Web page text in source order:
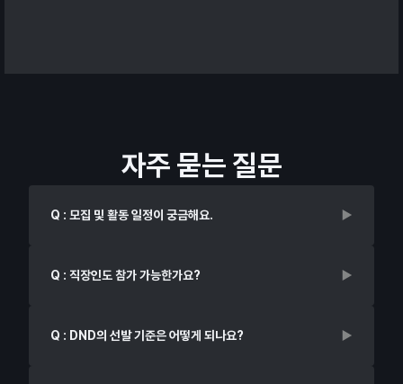
자주 묻는 질문
Q : 모집 및 활동 일정이 궁금해요.
Q : 직장인도 참가 가능한가요?
Q : DND의 선발 기준은 어떻게 되나요?